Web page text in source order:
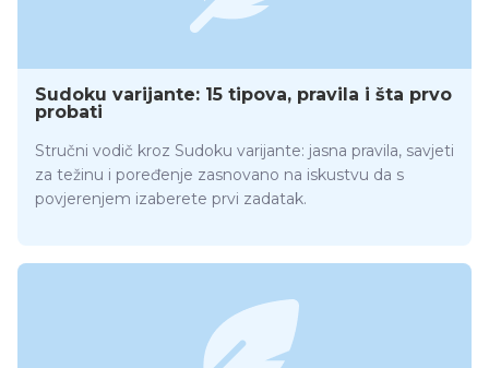
Sudoku varijante: 15 tipova, pravila i šta prvo
probati
Stručni vodič kroz Sudoku varijante: jasna pravila, savjeti
za težinu i poređenje zasnovano na iskustvu da s
povjerenjem izaberete prvi zadatak.